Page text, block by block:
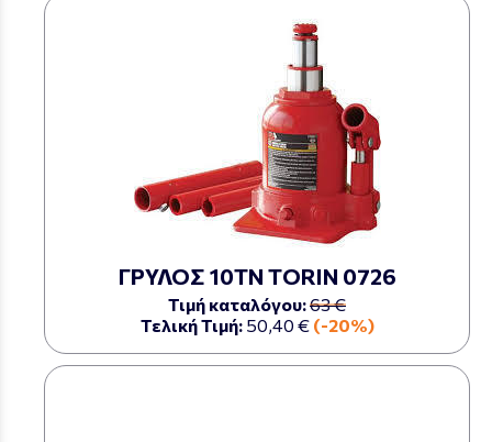
ΓΡΥΛΟΣ 10ΤΝ TORIN 0726
Τιμή καταλόγου:63 €
Τελική Τιμή: 50,40 € (-20%)